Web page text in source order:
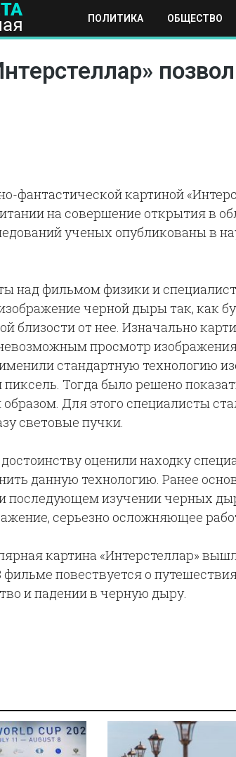
ПОЛИТИКА ОБЩЕСТВО
ЭКОНОМИКА НАУКА И ТЕХНИКА СПОРТ
фантастической картиной
на совершение открытия в
ученых опубликованы в
над фильмом физики и
черной дыры так, как
близости от нее. Изначально
просмотр
стандартную технологию
пиксель. Тогда было решено
Для этого специалисты
световые пучки.
оценили находку
данную технологию. Ранее
последующем изучении черных
серьезно осложняющее
картина «Интерстеллар»
фильме повествуется о
и падении в черную дыру.